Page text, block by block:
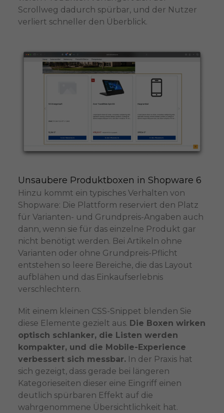
Scrollweg dadurch spürbar, und der Nutzer
verliert schneller den Überblick.
Unsaubere Produktboxen in Shopware 6
Hinzu kommt ein typisches Verhalten von
Shopware: Die Plattform reserviert den Platz
für Varianten- und Grundpreis-Angaben auch
dann, wenn sie für das einzelne Produkt gar
nicht benötigt werden. Bei Artikeln ohne
Varianten oder ohne Grundpreis-Pflicht
entstehen so leere Bereiche, die das Layout
aufblähen und das Einkaufserlebnis
verschlechtern.
Mit einem kleinen CSS-Snippet blenden Sie
diese Elemente gezielt aus. Die Boxen wirken
optisch schlanker, die Listen werden
kompakter, und die Mobile-Experience
verbessert sich messbar.In der Praxis hat
sich gezeigt, dass gerade bei längeren
Kategorieseiten dieser eine Eingriff einen
deutlich spürbaren Effekt auf die
wahrgenommene Übersichtlichkeit hat.